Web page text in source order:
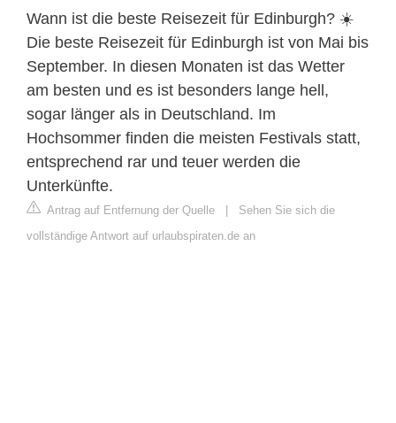
Wann ist die beste Reisezeit für Edinburgh? ☀️
Die beste Reisezeit für Edinburgh ist von Mai bis
September. In diesen Monaten ist das Wetter
am besten und es ist besonders lange hell,
sogar länger als in Deutschland. Im
Hochsommer finden die meisten Festivals statt,
entsprechend rar und teuer werden die
Unterkünfte.
Antrag auf Entfernung der Quelle | Sehen Sie sich die
vollständige Antwort auf urlaubspiraten.de an